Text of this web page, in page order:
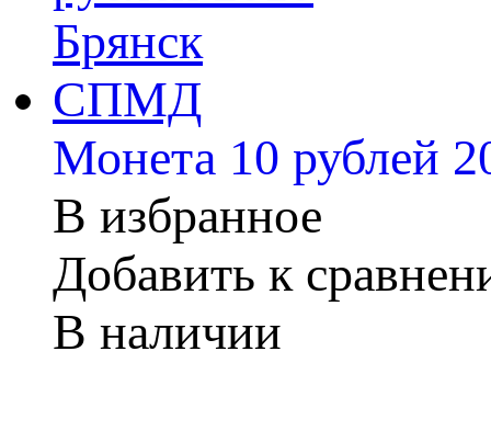
Монета 10 рублей
В избранное
Добавить к
В наличии